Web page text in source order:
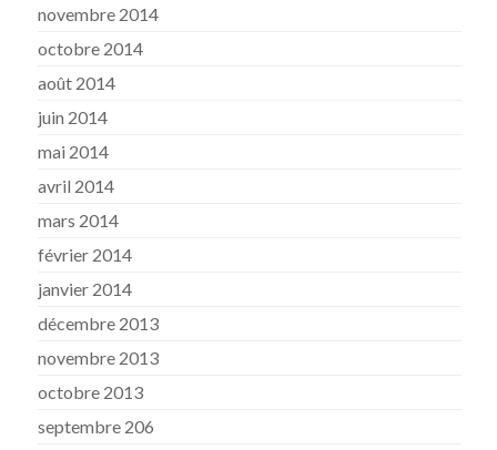
novembre 2014
octobre 2014
août 2014
juin 2014
mai 2014
avril 2014
mars 2014
février 2014
janvier 2014
décembre 2013
novembre 2013
octobre 2013
septembre 206